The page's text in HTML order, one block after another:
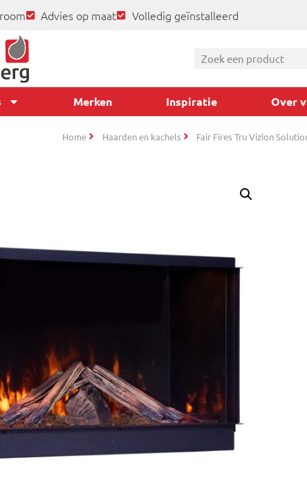
Advies op maat Volledig geïnstalleerd
Merken Inspiratie Over
Home Haarden en kachels Fair Fires Tru Vizion